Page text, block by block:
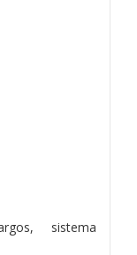
sistema